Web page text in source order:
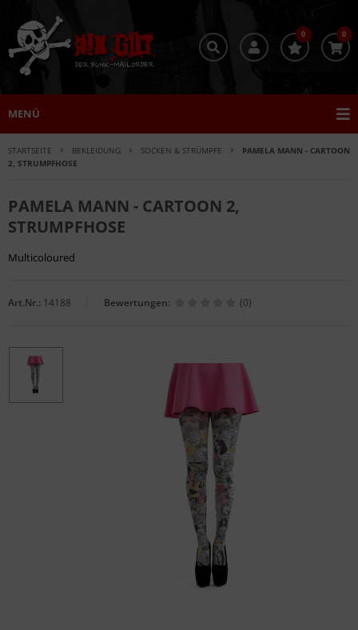
0 0
MENÜ
STARTSEITE BEKLEIDUNG SOCKEN & STRÜMPFE
PAMELA MANN - CARTOON
2, STRUMPFHOSE
PAMELA MANN - CARTOON 2,
STRUMPFHOSE
Multicoloured
Art.Nr.: 14188 Bewertungen: (0)